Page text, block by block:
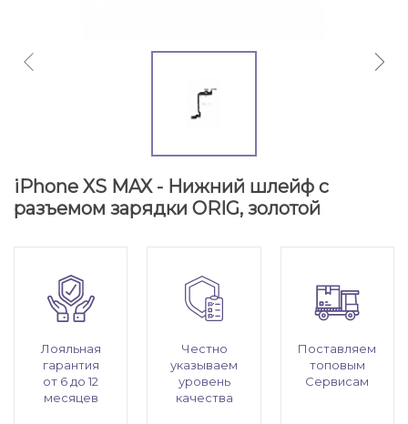
iPhone XS MAX - Нижний шлейф с
разъемом зарядки ORIG, золотой
Лояльная
гарантия
от 6 до 12
месяцев
Честно
указываем
уровень
качества
Поставляем
топовым
Сервисам